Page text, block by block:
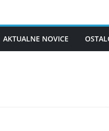
AKTUALNE NOVICE